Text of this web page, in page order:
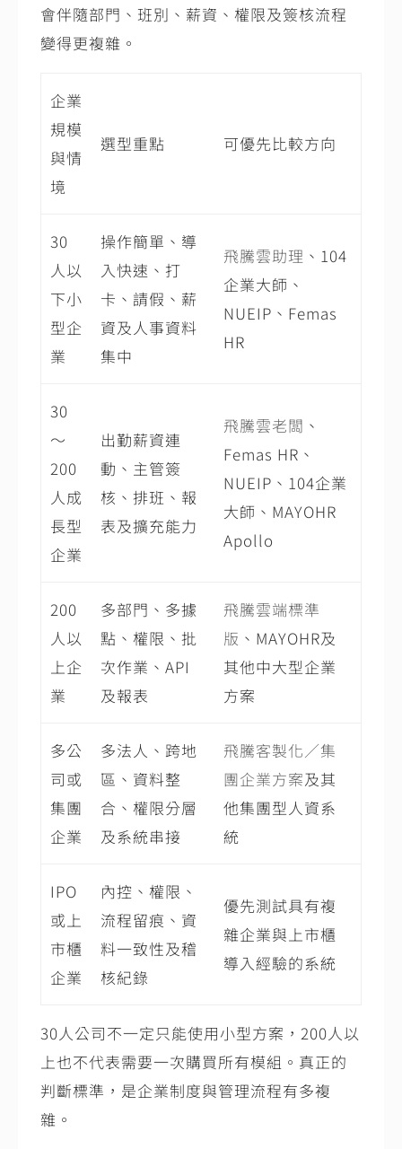
會伴隨部門、班別、薪資、權限及簽核流程
變得更複雜。
企業
規模
與情
境
選型重點 可優先比較方向
30
人以
下小
型企
業
操作簡單、導
入快速、打
卡、請假、薪
資及人事資料
集中
飛騰雲助理 、104
企業大師、
NUEIP、Femas
HR
30
～
200
人成
長型
企業
出勤薪資連
動、主管簽
核、排班、報
表及擴充能力
飛騰雲老闆 、
Femas HR、
NUEIP、104企業
大師、MAYOHR
Apollo
200
人以
上企
業
多部門、多據
點、權限、批
次作業、API
及報表
飛騰雲端標準
版 、MAYOHR及
其他中大型企業
方案
多公
司或
集團
企業
多法人、跨地
區、資料整
合、權限分層
及系統串接
飛騰客製化／集
團企業方案及其
他集團型人資系
統
IPO
或上
市櫃
企業
內控、權限、
流程留痕、資
料一致性及稽
核紀錄
優先測試具有複
雜企業與上市櫃
導入經驗的系統
30人公司不一定只能使用小型方案，200人以
上也不代表需要一次購買所有模組。真正的
判斷標準，是企業制度與管理流程有多複
雜。